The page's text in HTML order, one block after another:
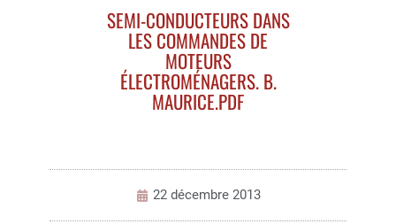
SEMI-CONDUCTEURS DANS
LES COMMANDES DE
MOTEURS
ÉLECTROMÉNAGERS. B.
MAURICE.PDF
22 décembre 2013